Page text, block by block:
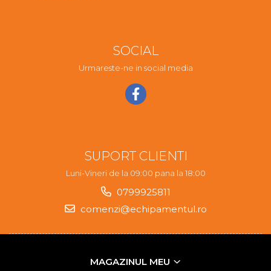
SOCIAL
Urmareste-ne in social media
SUPORT CLIENTI
Luni-Vineri de la 09:00 pana la 18:00
0799925811
comenzi@echipamentul.ro
MAGAZINUL MEU